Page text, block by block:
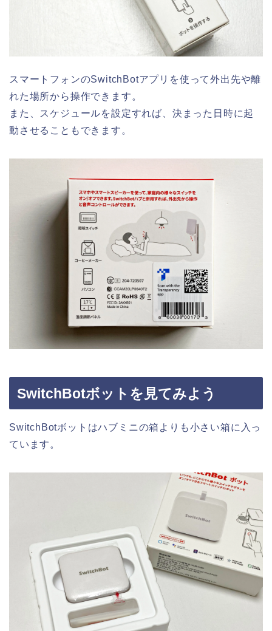
スマートフォンのSwitchBotアプリを使って外出先や離
れた場所から操作できます。
また、スケジュールを設定すれば、決まった日時に起
動させることもできます。
SwitchBotボットを見てみよう
SwitchBotボットはハブミニの箱よりも小さい箱に入っ
ています。